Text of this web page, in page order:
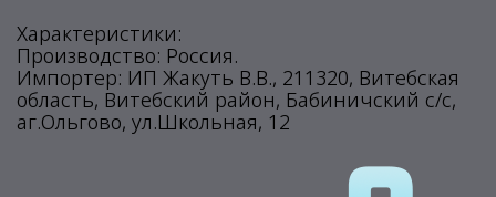
Характеристики:
Производство: Россия.
Импортер: ИП Жакуть В.В., 211320, Витебская
область, Витебский район, Бабиничский с/с,
аг.Ольгово, ул.Школьная, 12